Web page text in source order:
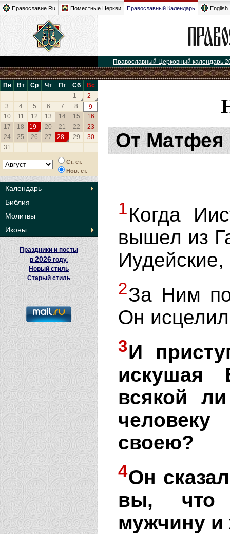
Православие.Ru Поместные Церкви Православный Календарь English
Православный Церковный календарь
Пн Вт Ср Чт Пт Сб
Вс
1
2
3
4 5 6 7 8
9
10
11 12 13 14 15
16
17
18 19 20 21 22
23
24
25 26 27 28 29
30
31
Ст. ст.
Нов. ст.
Календарь
Библия
Молитвы
Иконы
Праздники и посты
в2026 году.
Новый стиль
Старый стиль
От Матфея
1Когда
вышел из
2За Ним
Он
3И
искушая
всякой
своею?
4Он
вы, что
мужчину и